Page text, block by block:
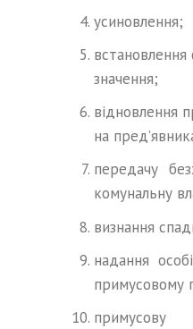
усиновлення;
значення;
відновлення
на
передачу
комунальну
визнання
надання
примусовому